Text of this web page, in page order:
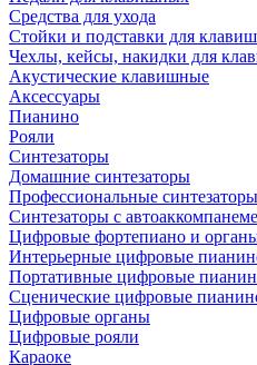
Средства для ухода
Стойки и подставки для
Чехлы, кейсы, накидки для
Акустические клавишные
Аксессуары
Пианино
Рояли
Синтезаторы
Домашние синтезаторы
Профессиональные
Синтезаторы с
Цифровые фортепиано и
Интерьерные цифровые
Портативные цифровые
Сценические цифровые
Цифровые органы
Цифровые рояли
Караоке